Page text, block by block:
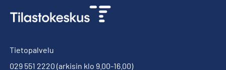
Tietopalvelu
029 551 2220 (arkisin klo 9.00-16.00)